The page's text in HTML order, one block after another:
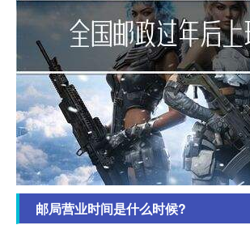
邮局营业时间是什么时候?